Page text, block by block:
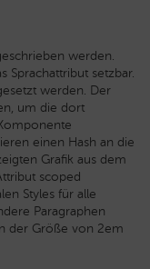
werden.
Sprachattribut setzbar.
werden. Der
um die dort
einen Hash an die
Grafik aus dem
scoped
Styles für alle
Paragraphen
der Größe von 2em